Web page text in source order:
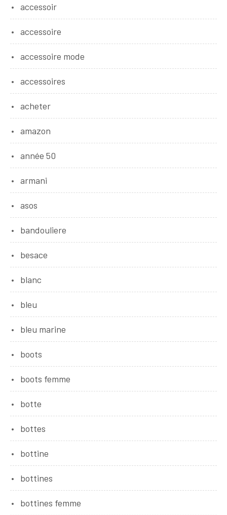
accessoir
accessoire
accessoire mode
accessoires
acheter
amazon
année 50
armani
asos
bandouliere
besace
blanc
bleu
bleu marine
boots
boots femme
botte
bottes
bottine
bottines
bottines femme